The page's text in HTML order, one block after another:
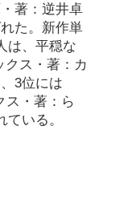
著：逆井卓
た。新作単
は、平穏な
クス・著：カ
3位には
ス・著：ら
いる。